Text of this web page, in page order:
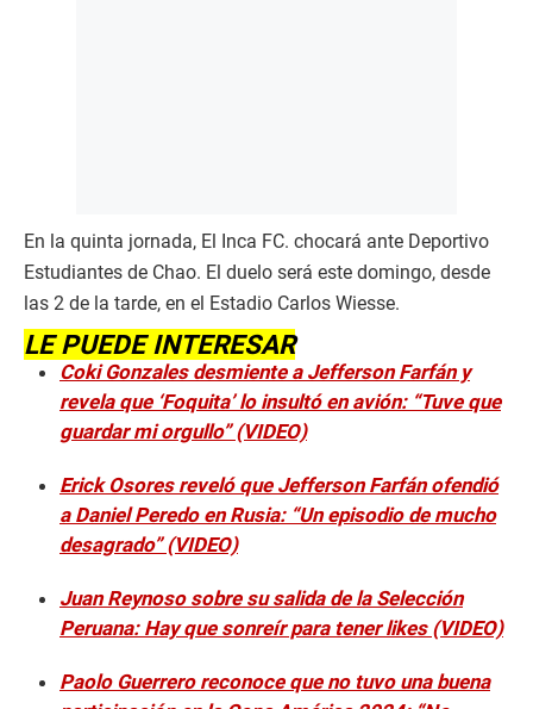
En la quinta jornada, El Inca FC. chocará ante Deportivo
Estudiantes de Chao. El duelo será este domingo, desde
las 2 de la tarde, en el Estadio Carlos Wiesse.
LE PUEDE INTERESAR
Coki Gonzales desmiente a Jefferson Farfán y
revela que ‘Foquita’ lo insultó en avión: “Tuve que
guardar mi orgullo” (VIDEO)
Erick Osores reveló que Jefferson Farfán ofendió
a Daniel Peredo en Rusia: “Un episodio de mucho
desagrado” (VIDEO)
Juan Reynoso sobre su salida de la Selección
Peruana: Hay que sonreír para tener likes (VIDEO)
Paolo Guerrero reconoce que no tuvo una buena